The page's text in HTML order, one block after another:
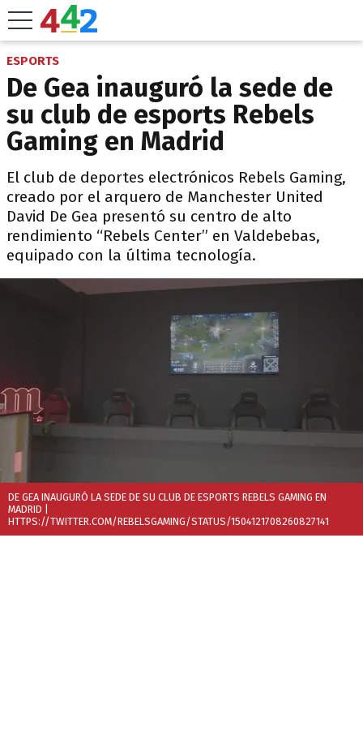
ESPORTS
De Gea inauguró la sede de
su club de esports Rebels
Gaming en Madrid
El club de deportes electrónicos Rebels Gaming,
creado por el arquero de Manchester United
David De Gea presentó su centro de alto
rendimiento “Rebels Center” en Valdebebas,
equipado con la última tecnología.
DE GEA INAUGURÓ LA SEDE DE SU CLUB DE ESPORTS REBELS GAMING EN
MADRID
HTTPS://TWITTER.COM/REBELSGAMING/STATUS/1504121708260827141